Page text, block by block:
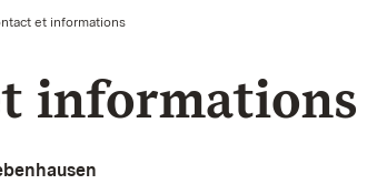
et informations
informations